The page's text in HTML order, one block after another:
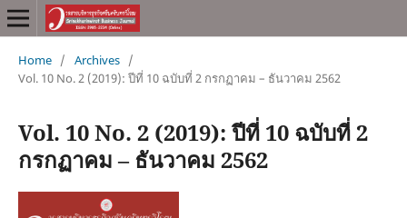
Home / Archives /
Vol. 10 No. 2 (2019): ปีที่ 10 ฉบับที่ 2 กรกฏาคม – ธันวาคม 2562
Vol. 10 No. 2 (2019): ปีที่ 10 ฉบับที่ 2
กรกฏาคม – ธันวาคม 2562